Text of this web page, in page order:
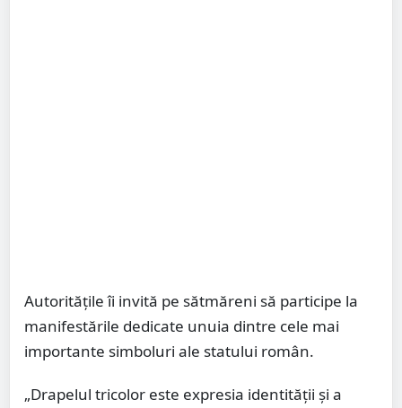
Autoritățile îi invită pe sătmăreni să participe la
manifestările dedicate unuia dintre cele mai
importante simboluri ale statului român.
„Drapelul tricolor este expresia identității și a